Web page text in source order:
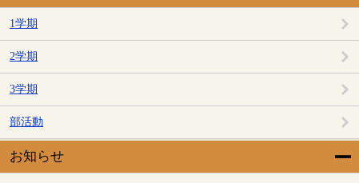
1学期
2学期
3学期
部活動
お知らせ